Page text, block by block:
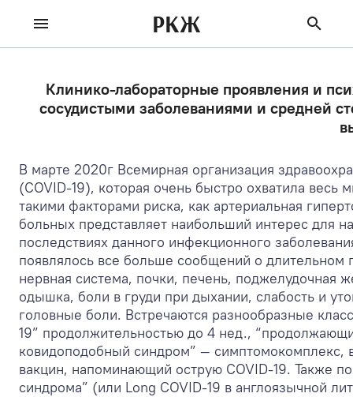
РКЖ
Клинико-лабораторные проявления и
сосудистыми заболеваниями и средней
В марте 2020г Всемирная организация
(COVID-19), которая очень быстро охватила
такими факторами риска, как артериальная
больных представляет наибольший интерес
последствиях данного инфекционного
появлялось все больше сообщений о длительном
нервная система, почки, печень,
одышка, боли в груди при дыхании, слабость и
головные боли. Встречаются разнообразные
19” продолжительностью до 4 нед.,
ковидоподобный синдром” — симптомокомплекс,
вакцин, напоминающий острую COVID-19. Также
синдрома” (или Long COVID-19 в англоязычной